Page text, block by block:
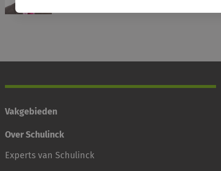
Vakgebieden
Over Schulinck
Experts van Schulinck